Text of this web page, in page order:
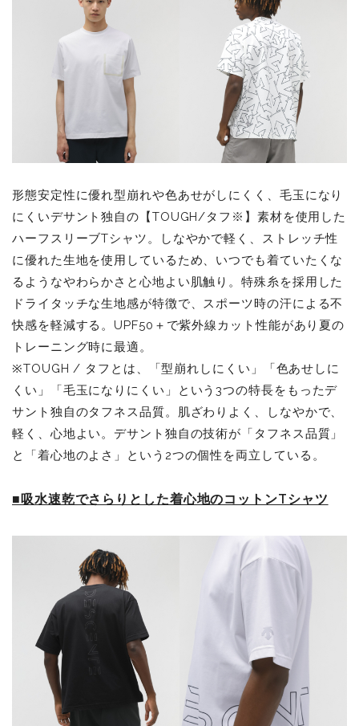
形態安定性に優れ型崩れや色あせがしにくく、毛玉になり
にくいデサント独自の【TOUGH/タフ※】素材を使用した
ハーフスリーブTシャツ。しなやかで軽く、ストレッチ性
に優れた生地を使用しているため、いつでも着ていたくな
るようなやわらかさと心地よい肌触り。特殊糸を採用した
ドライタッチな生地感が特徴で、スポーツ時の汗による不
快感を軽減する。UPF50＋で紫外線カット性能があり夏の
トレーニング時に最適。
※TOUGH / タフとは、「型崩れしにくい」「色あせしに
くい」「毛玉になりにくい」という3つの特長をもったデ
サント独自のタフネス品質。肌ざわりよく、しなやかで、
軽く、心地よい。デサント独自の技術が「タフネス品質」
と「着心地のよさ」という2つの個性を両立している。
■吸水速乾でさらりとした着心地のコットンTシャツ